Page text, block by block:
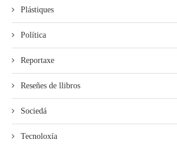
Plástiques
Política
Reportaxe
Reseñes de llibros
Sociedá
Tecnoloxía